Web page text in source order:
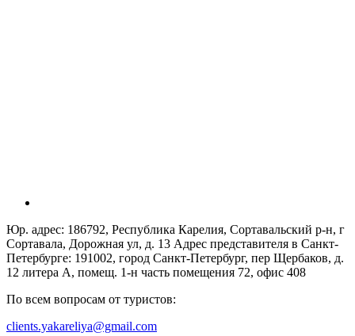
Юр. адрес: 186792, Республика Карелия, Сортавальский р-н, г
Сортавала, Дорожная ул, д. 13 Адрес представителя в Санкт-
Петербурге: 191002, город Санкт-Петербург, пер Щербаков, д.
12 литера А, помещ. 1-н часть помещения 72, офис 408
По всем вопросам от туристов:
clients.yakareliya@gmail.com